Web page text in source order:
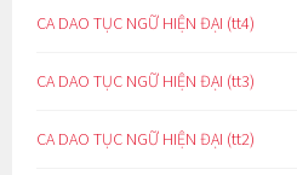
CA DAO TỤC NGỮ HIỆN ĐẠI (tt4)
CA DAO TỤC NGỮ HIỆN ĐẠI (tt3)
CA DAO TỤC NGỮ HIỆN ĐẠI (tt2)